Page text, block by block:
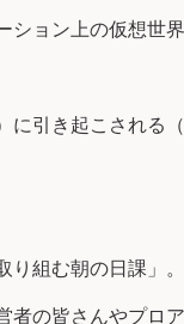
ション上の仮想世
に引き起こされる
り組む朝の日課」。
者の皆さんやプロ